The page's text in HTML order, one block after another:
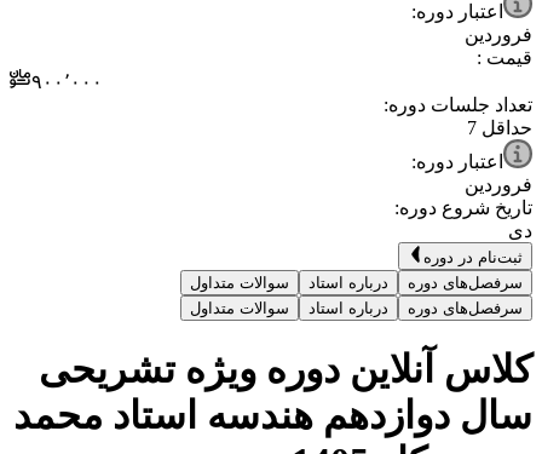
اعتبار دوره:
فروردین
قیمت :
۹۰۰٬۰۰۰
تعداد جلسات دوره:
حداقل 7
اعتبار دوره:
فروردین
تاریخ شروع دوره:
دی
ثبت‌نام در دوره
سرفصل‌های دوره
درباره استاد
سوالات متداول
سرفصل‌های دوره
درباره استاد سوالات متداول
کلاس آنلاین دوره ویژه تشریحی
سال دوازدهم هندسه استاد محمد